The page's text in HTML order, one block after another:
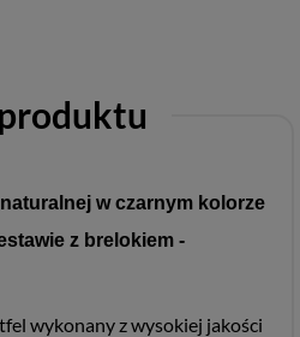
w czarnym kolorze
z brelokiem -
wykonany z wysokiej jakości